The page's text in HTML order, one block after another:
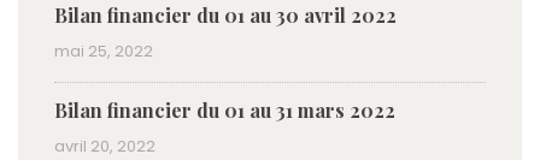
Bilan financier du 01 au 30 avril 2022
mai 25, 2022
Bilan financier du 01 au 31 mars 2022
avril 20, 2022